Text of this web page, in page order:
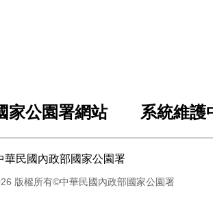
家公園署網站 系統維護
華民國內政部國家公園署
版權所有©中華民國內政部國家公園署